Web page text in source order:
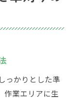
っかりとした準
作業エリアに生